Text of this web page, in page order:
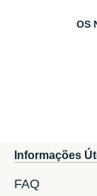
OS
Informações
FAQ